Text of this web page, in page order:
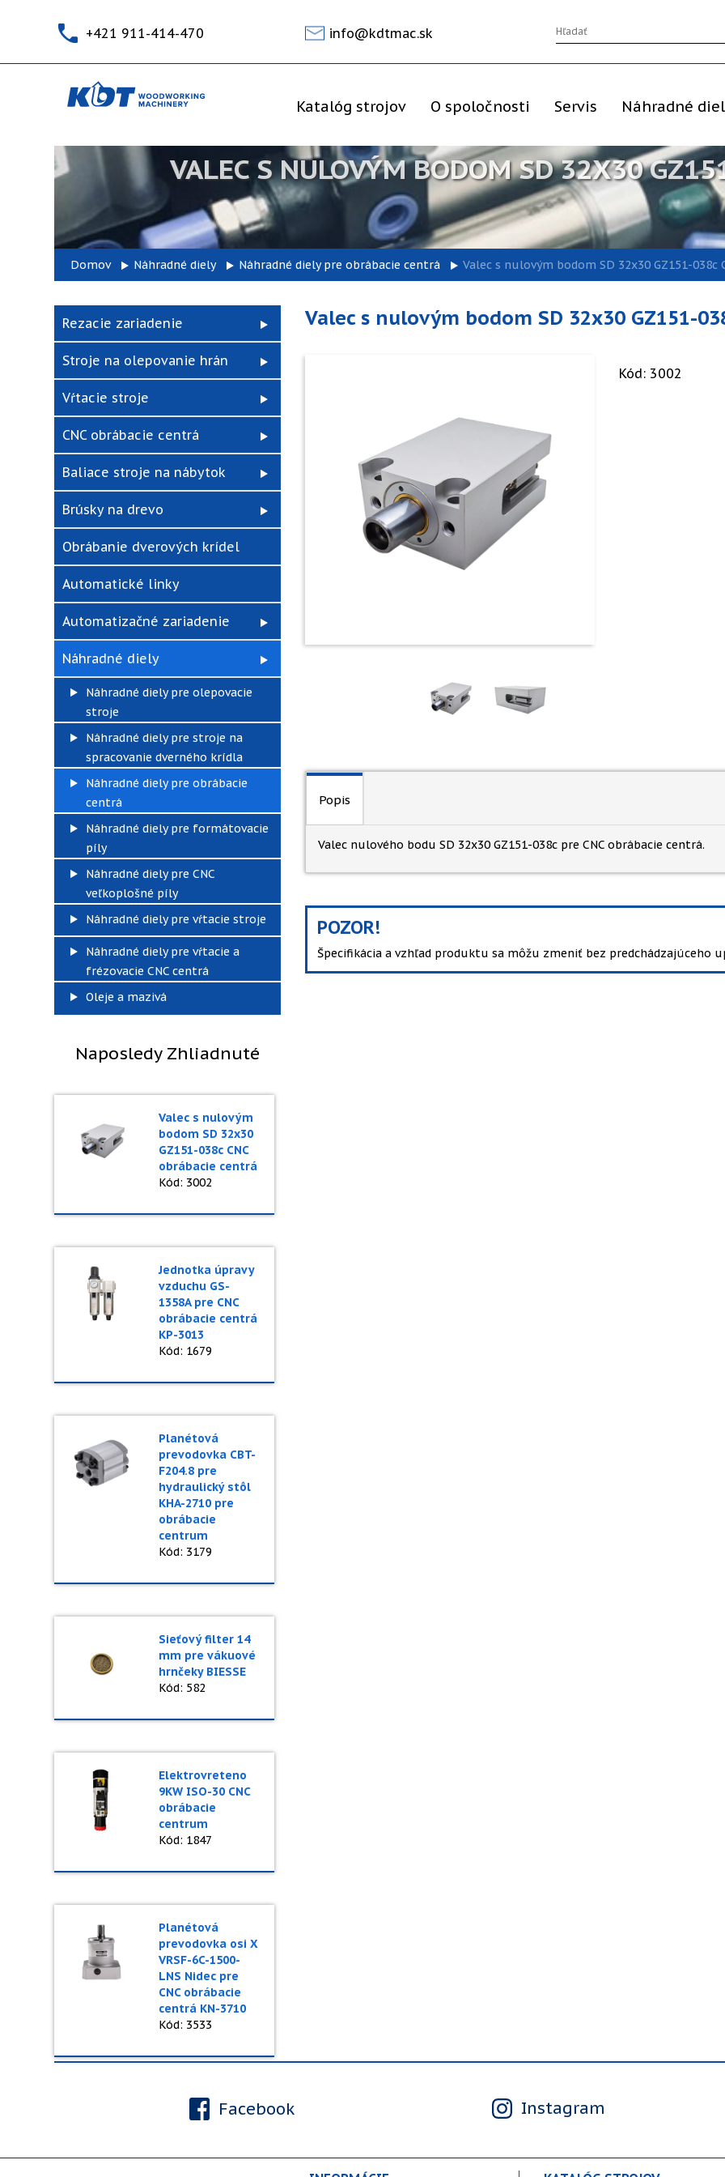
+421 911-414-470 info@kdtmac.sk
Katalóg strojov O spoločnosti Servis Náhradné
VALEC S NULOVÝM BODOM SD 32X30
Domov Náhradné diely Náhradné diely pre obrábacie centrá Valec s nulovým bodom SD 32x30 GZ151-038c
Rezacie zariadenie
Stroje na olepovanie hrán
Vŕtacie stroje
CNC obrábacie centrá
Baliace stroje na nábytok
Brúsky na drevo
Obrábanie dverových krídel
Automatické linky
Automatizačné zariadenie
Náhradné diely
Náhradné diely pre olepovacie
stroje
Náhradné diely pre stroje na
spracovanie dverného krídla
Náhradné diely pre obrábacie
centrá
Náhradné diely pre formátovacie
píly
Náhradné diely pre CNC
veľkoplošné píly
Náhradné diely pre vŕtacie stroje
Náhradné diely pre vŕtacie a
frézovacie CNC centrá
Oleje a mazivá
Naposledy Zhliadnuté
Valec s nulovým
bodom SD 32x30
GZ151-038c CNC
obrábacie centrá
Kód: 3002
Jednotka úpravy
vzduchu GS-
1358A pre CNC
obrábacie centrá
KP-3013
Kód: 1679
Planétová
prevodovka CBT-
F204.8 pre
hydraulický stôl
KHA-2710 pre
obrábacie
centrum
Kód: 3179
Sieťový filter 14
mm pre vákuové
hrnčeky BIESSE
Kód: 582
Elektrovreteno
9KW ISO-30 CNC
obrábacie
centrum
Kód: 1847
Planétová
prevodovka osi X
VRSF-6C-1500-
LNS Nidec pre
CNC obrábacie
centrá KN-3710
Kód: 3533
Valec s nulovým bodom SD 32x30 GZ151-
Kód: 3002
Popis
Valec nulového bodu SD 32x30 GZ151-038c pre CNC obrábacie centrá.
POZOR!
Špecifikácia a vzhľad produktu sa môžu zmeniť bez predchádzajúceho
Facebook Instagram